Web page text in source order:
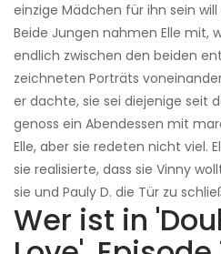
einzige Mädchen für ihn sein
Beide Jungen nahmen Elle mit,
endlich zwischen den beiden
zeichneten Porträts
er dachte, sie sei diejenige seit
genoss ein Abendessen mit
Elle, aber sie redeten nicht viel.
sie realisierte, dass sie Vinny
sie und Pauly D. die Tür zu
Wer ist in